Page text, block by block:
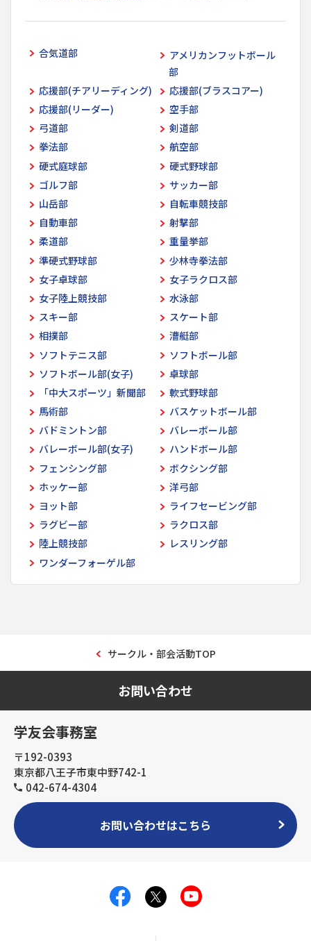
合気道部
アメリカンフットボール
部
応援部(チアリーディング)
応援部(ブラスコアー)
応援部(リーダー)
空手部
弓道部
剣道部
拳法部
航空部
硬式庭球部
硬式野球部
ゴルフ部
サッカー部
山岳部
自転車競技部
自動車部
射撃部
柔道部
重量挙部
準硬式野球部
少林寺拳法部
女子卓球部
女子ラクロス部
女子陸上競技部
水泳部
スキー部
スケート部
相撲部
漕艇部
ソフトテニス部
ソフトボール部
ソフトボール部(女子)
卓球部
「中大スポーツ」新聞部
軟式野球部
馬術部
バスケットボール部
バドミントン部
バレーボール部
バレーボール部(女子)
ハンドボール部
フェンシング部
ボクシング部
ホッケー部
洋弓部
ヨット部
ライフセービング部
ラグビー部
ラクロス部
陸上競技部
レスリング部
ワンダーフォーゲル部
サークル・部会活動TOP
お問い合わせ
学友会事務室
〒192-0393
東京都八王子市東中野742-1
042-674-4304
お問い合わせはこちら